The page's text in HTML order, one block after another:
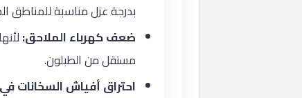
بدرجة عزل مناسبة للمناطق
ضعف كهرباء الملاحق:
مستقل من الطبلون.
احتراق أفياش السخانات